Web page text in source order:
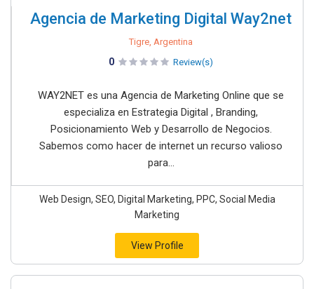
Agencia de Marketing Digital Way2net
Tigre, Argentina
0 Review(s)
WAY2NET es una Agencia de Marketing Online que se
especializa en Estrategia Digital , Branding,
Posicionamiento Web y Desarrollo de Negocios.
Sabemos como hacer de internet un recurso valioso
para...
Web Design, SEO, Digital Marketing, PPC, Social Media
Marketing
View Profile